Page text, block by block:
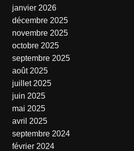
janvier 2026
décembre 2025
novembre 2025
octobre 2025
septembre 2025
août 2025
juillet 2025
juin 2025
mai 2025
avril 2025
septembre 2024
février 2024